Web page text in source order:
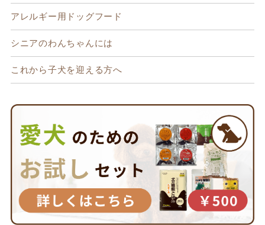
アレルギー用ドッグフード
シニアのわんちゃんには
これから子犬を迎える方へ